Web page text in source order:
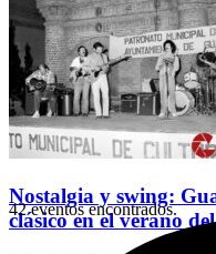
Nostalgia y swing:
clásico en el verano
42 eventos encontrados.